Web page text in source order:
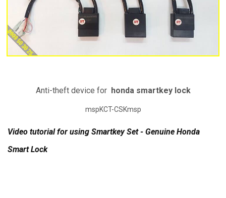
Anti-theft device for honda smartkey lock
mspKCT-CSKmsp
Video tutorial for using Smartkey Set - Genuine Honda
Smart Lock